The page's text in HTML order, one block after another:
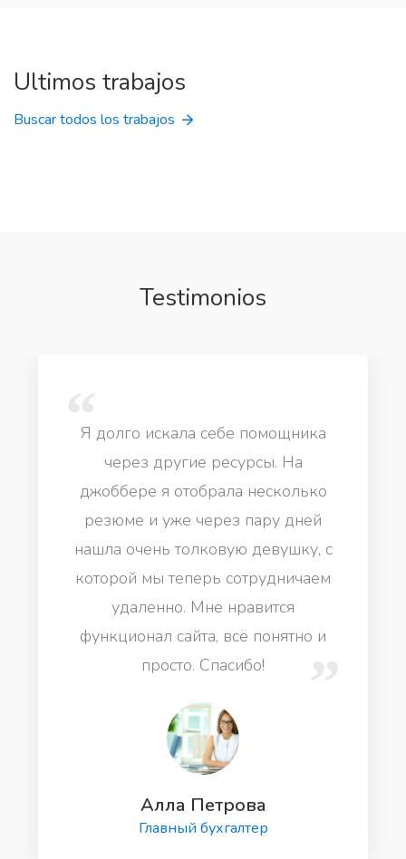
Ultimos trabajos
Buscar todos los trabajos
Testimonios
Я долго искала себе помощника
через другие ресурсы. На
джоббере я отобрала несколько
резюме и уже через пару дней
нашла очень толковую девушку, с
которой мы теперь сотрудничаем
удаленно. Мне нравится
функционал сайта, всё понятно и
просто. Спасибо!
Алла Петрова
Главный бухгалтер